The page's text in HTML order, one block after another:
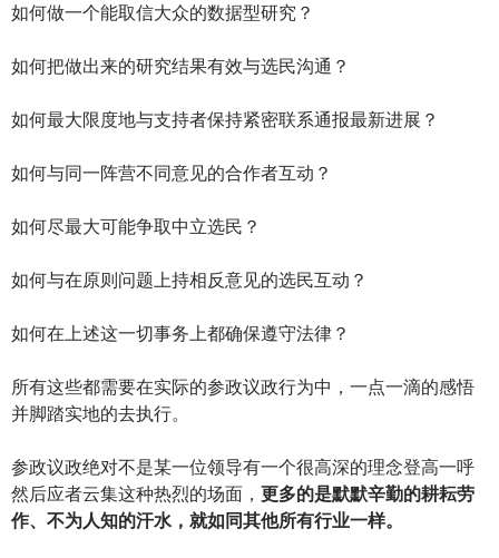
如何做一个能取信大众的数据型研究？
如何把做出来的研究结果有效与选民沟通？
如何最大限度地与支持者保持紧密联系通报最新进展？
如何与同一阵营不同意见的合作者互动？
如何尽最大可能争取中立选民？
如何与在原则问题上持相反意见的选民互动？
如何在上述这一切事务上都确保遵守法律？
所有这些都需要在实际的参政议政行为中，一点一滴的感悟
并脚踏实地的去执行。
参政议政绝对不是某一位领导有一个很高深的理念登高一呼
然后应者云集这种热烈的场面， 更多的是默默辛勤的耕耘劳
作、不为人知的汗水，就如同其他所有行业一样。